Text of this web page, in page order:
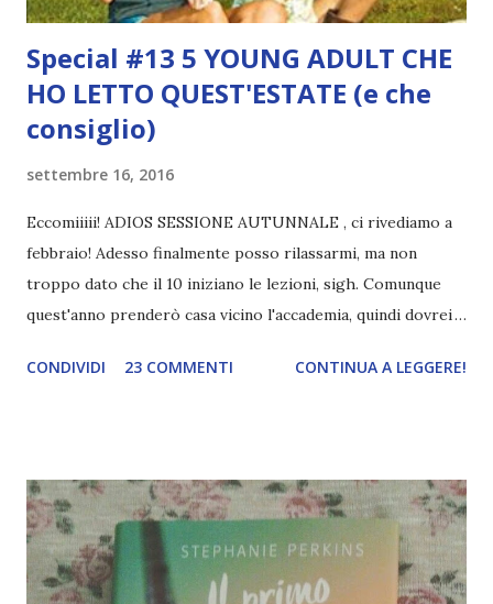
Special #13 5 YOUNG ADULT CHE
HO LETTO QUEST'ESTATE (e che
consiglio)
settembre 16, 2016
Eccomiiiii! ADIOS SESSIONE AUTUNNALE , ci rivediamo a
febbraio! Adesso finalmente posso rilassarmi, ma non
troppo dato che il 10 iniziano le lezioni, sigh. Comunque
quest'anno prenderò casa vicino l'accademia, quindi dovrei
sopratutto a leggere costantemente, cosa che non sono
per me è finita il primo settembre :D). Qualche tempo fa
avevo detto di aver iniziato a detestare questo genere di
libri, ma in realtà avevo soltanto letto quelli sbagliati.
CINQUE YOUNG CHE HO LETTO QUEST'ESTATE E CHE
CONDIVIDI 23 COMMENTI CONTINUA A LEGGERE!